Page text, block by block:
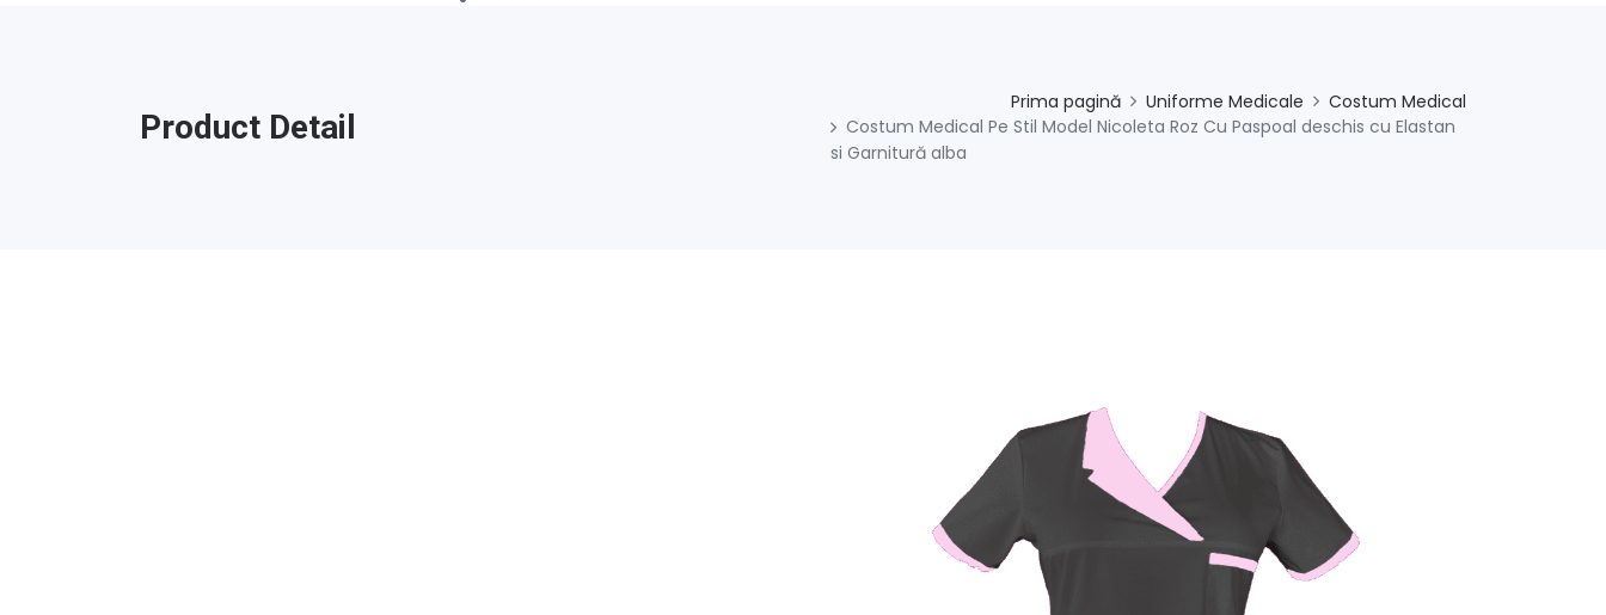
Product Detail
Prima pagină Uniforme Medicale
Costum Medical
Costum Medical Pe Stil Model Nicoleta Roz Cu Paspoal deschis cu Elastan
si Garnitură alba